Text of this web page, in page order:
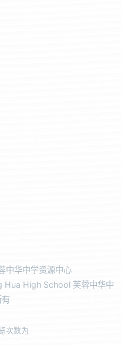
华中学资源中心
High School 芙蓉中华中
有
次数为